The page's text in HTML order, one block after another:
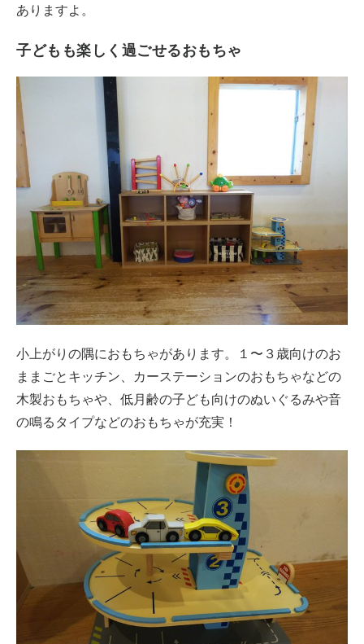
ありますよ。
子どもも楽しく過ごせるおもちゃ
小上がりの隅におもちゃがあります。１〜３歳向けのお
ままごとキッチン、カーステーションのおもちゃなどの
木製おもちゃや、低月齢の子ども向けのぬいぐるみや音
の鳴るタイプなどのおもちゃが充実！